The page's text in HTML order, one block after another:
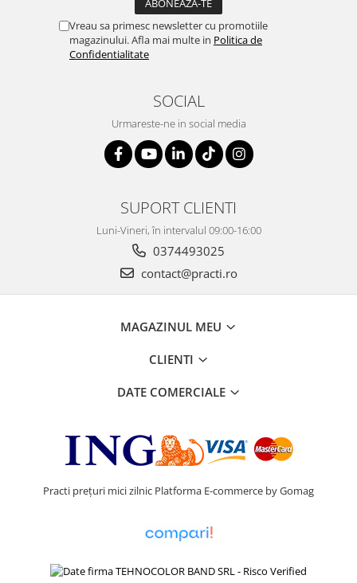
Vreau sa primesc newsletter cu promotiile
magazinului. Afla mai multe in Politica de
Confidentialitate
SOCIAL
Urmareste-ne in social media
SUPORT CLIENTI
Luni-Vineri, în intervalul 09:00-16:00
0374493025
contact@practi.ro
MAGAZINUL MEU
CLIENTI
DATE COMERCIALE
Practi prețuri mici zilnic Platforma E-commerce by Gomag